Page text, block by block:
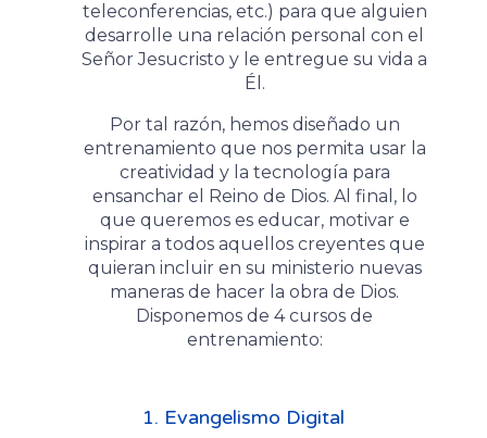
teleconferencias, etc.) para que alguien
desarrolle una relación personal con el
Señor Jesucristo y le entregue su vida a
Él.
Por tal razón, hemos diseñado un
entrenamiento que nos permita usar la
creatividad y la tecnología para
ensanchar el Reino de Dios. Al final, lo
que queremos es educar, motivar e
inspirar a todos aquellos creyentes que
quieran incluir en su ministerio nuevas
maneras de hacer la obra de Dios.
Disponemos de 4 cursos de
entrenamiento:
1. Evangelismo Digital